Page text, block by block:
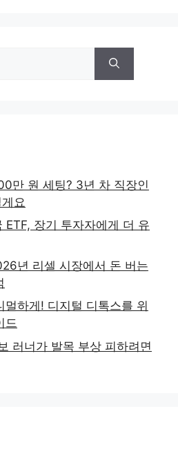
만 원 세팅? 3년 차 직장인
요
ETF, 장기 투자자에게 더 유
년 리셀 시장에서 돈 버는
멀하게! 디지털 디톡스를 위
드
러너가 발목 부상 피하려면